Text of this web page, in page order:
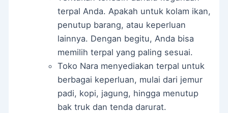
terpal Anda. Apakah untuk kolam ikan,
penutup barang, atau keperluan
lainnya. Dengan begitu, Anda bisa
memilih terpal yang paling sesuai.
Toko Nara menyediakan terpal untuk
berbagai keperluan, mulai dari jemur
padi, kopi, jagung, hingga menutup
bak truk dan tenda darurat.